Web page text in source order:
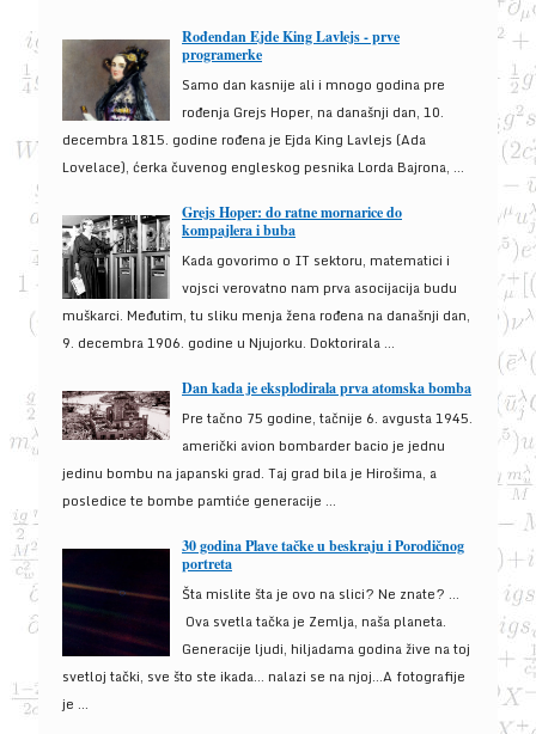
Rođendan Ejde King Lavlejs - prve
programerke
Samo dan kasnije ali i mnogo godina pre
rođenja Grejs Hoper, na današnji dan, 10.
decembra 1815. godine rođena je Ejda King Lavlejs (Ada
Lovelace), ćerka čuvenog engleskog pesnika Lorda Bajrona, ...
Grejs Hoper: do ratne mornarice do
kompajlera i buba
Kada govorimo o IT sektoru, matematici i
vojsci verovatno nam prva asocijacija budu
muškarci. Međutim, tu sliku menja žena rođena na današnji dan,
9. decembra 1906. godine u Njujorku. Doktorirala ...
Dan kada je eksplodirala prva atomska bomba
Pre tačno 75 godine, tačnije 6. avgusta 1945.
američki avion bombarder bacio je jednu
jedinu bombu na japanski grad. Taj grad bila je Hirošima, a
posledice te bombe pamtiće generacije ...
30 godina Plave tačke u beskraju i Porodičnog
portreta
Šta mislite šta je ovo na slici? Ne znate? …
Ova svetla tačka je Zemlja, naša planeta.
Generacije ljudi, hiljadama godina žive na toj
svetloj tački, sve što ste ikada… nalazi se na njoj…A fotografije
je ...